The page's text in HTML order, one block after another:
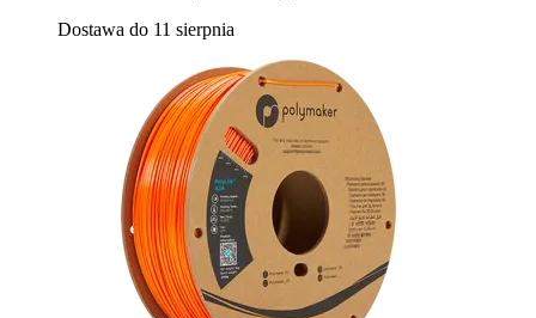
Dostawa do 11 sierpnia